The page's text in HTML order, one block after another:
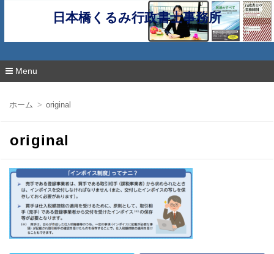
日本橋くるみ行政書士事務所
Menu
ン
ホーム original
original